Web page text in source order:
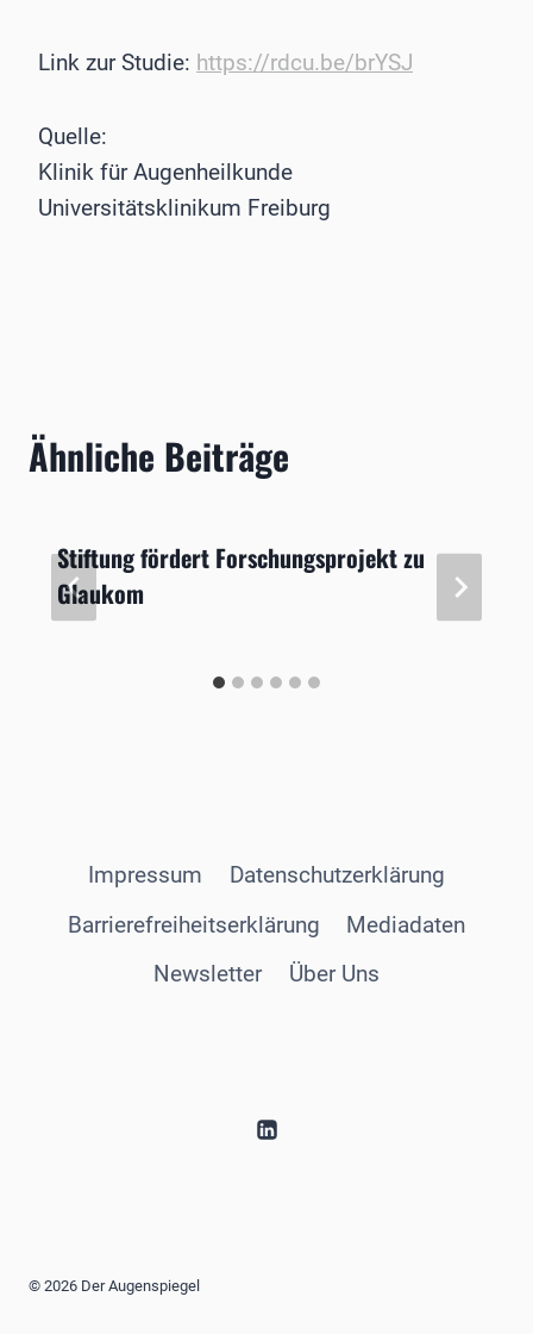
Link zur Studie: https://rdcu.be/brYSJ
Quelle:
Klinik für Augenheilkunde
Universitätsklinikum Freiburg
Ähnliche Beiträge
Stiftung fördert Forschungsprojekt zu
Glaukom
Impressum
Datenschutzerklärung
Barrierefreiheitserklärung
Mediadaten
Newsletter
Über Uns
© 2026 Der Augenspiegel